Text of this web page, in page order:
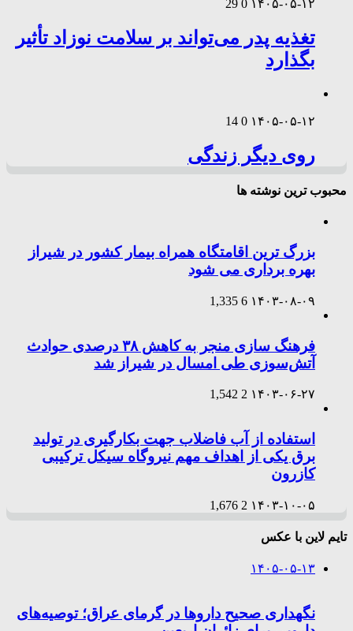
۱۴۰۵-۰۵-۱۲ 0
29
تغذیه پدر می‌تواند بر سلامت نوزاد تأثیر
بگذارد
۱۴۰۵-۰۵-۱۲ 0
14
روی دیگر زندگی
محبوب ترین نوشته ها
بزرگ ترین اقامتگاه همراه بیمار کشور در شیراز
بهره برداری می شود
۱۴۰۳-۰۸-۰۹ 6
1,335
فرهنگ سازی منجر به کاهش ۳۸ درصدی حوادث
آتش‌سوزی طی امسال در شیراز شد
۱۴۰۳-۰۶-۲۷ 2
1,542
استفاده از آب فاضلاب جهت بکارگیری در تولید
برق یکی از اهداف مهم نیروگاه سیکل ترکیبی
کازرون
۱۴۰۳-۱۰-۰۵ 2
1,676
تایم لاین با عکس
۱۴۰۵-۰۵-۱۳
نگهداری صحیح داروها در گرمای عراق؛ توصیه‌های